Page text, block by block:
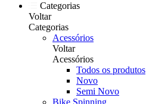
Categorias
Voltar
Categorias
Acessórios
Voltar
Acessórios
Todos os produtos
Novo
Semi Novo
Bike Spinning